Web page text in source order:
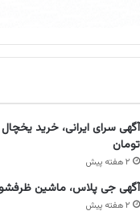
تومان
۲ هفته پیش
آگهی جی پلاس، ماشین
۲ هفته پیش